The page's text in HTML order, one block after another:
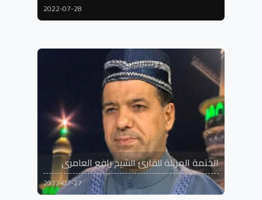
2022-07-28
الختمة المرتلة للقارئ الشيخ رافع العامري
2022-07-27